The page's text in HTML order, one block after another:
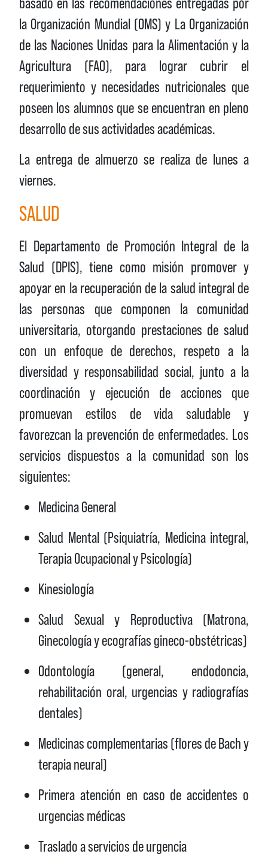
la Organización Mundial (OMS) y La Organización
de las Naciones Unidas para la Alimentación y la
Agricultura (FAO), para lograr cubrir el
requerimiento y necesidades nutricionales que
poseen los alumnos que se encuentran en pleno
desarrollo de sus actividades académicas.
La entrega de almuerzo se realiza de lunes a
viernes.
SALUD
El Departamento de Promoción Integral de la
Salud (DPIS), tiene como misión promover y
apoyar en la recuperación de la salud integral de
las personas que componen la comunidad
universitaria, otorgando prestaciones de salud
con un enfoque de derechos, respeto a la
diversidad y responsabilidad social, junto a la
coordinación y ejecución de acciones que
promuevan estilos de vida saludable y
favorezcan la prevención de enfermedades. Los
servicios dispuestos a la comunidad son los
siguientes:
Medicina General
Salud Mental (Psiquiatría, Medicina integral,
Terapia Ocupacional y Psicología)
Kinesiología
Salud Sexual y Reproductiva (Matrona,
Ginecología y ecografías gineco-obstétricas)
Odontología (general, endodoncia,
rehabilitación oral, urgencias y radiografías
dentales)
Medicinas complementarias (flores de Bach y
terapia neural)
Primera atención en caso de accidentes o
urgencias médicas
Traslado a servicios de urgencia